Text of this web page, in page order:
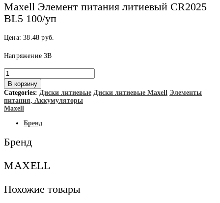
Maxell Элемент питания литиевый CR2025
BL5 100/уп
Цена:38.48 руб.
Напряжение 3В
Количество
товара
Maxell
Элемент
питания
литиевый
уп
В корзину
Categories: Диски литиевые Диски литиевые Maxell Элементы
питания, Аккумуляторы
Maxell
Бренд
Бренд
MAXELL
Похожие товары